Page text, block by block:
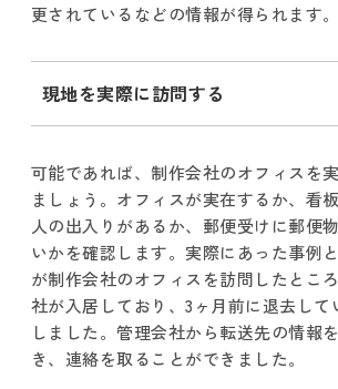
更されているなどの情報が得られます。
現地を実際に訪問する
可能であれば、制作会社のオフィスを
ましょう。オフィスが実在するか、看
人の出入りがあるか、郵便受けに郵便
いかを確認します。実際にあった事例
が制作会社のオフィスを訪問したとこ
社が入居しており、3ヶ月前に退去して
しました。管理会社から転送先の情報
き、連絡を取ることができました。